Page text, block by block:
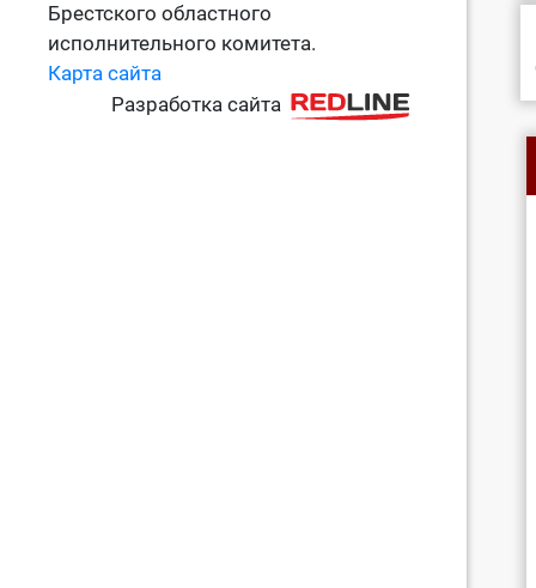
Брестского областного
исполнительного комитета.
Карта сайта
Разработка сайта